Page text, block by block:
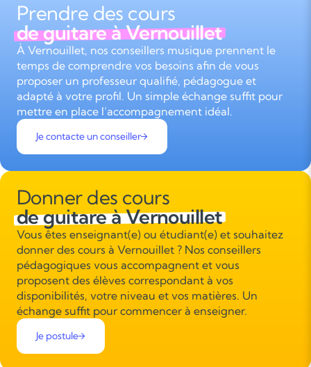
Prendre des cours
de guitare à Vernouillet
À Vernouillet, nos conseillers musique prennent le
temps de comprendre vos besoins afin de vous
proposer un professeur qualifié, pédagogue et
adapté à votre profil. Un simple échange suffit pour
mettre en place l’accompagnement idéal.
Je contacte un conseiller
Donner des cours
de guitare à Vernouillet
Vous êtes enseignant(e) ou étudiant(e) et souhaitez
donner des cours à Vernouillet ? Nos conseillers
pédagogiques vous accompagnent et vous
proposent des élèves correspondant à vos
disponibilités, votre niveau et vos matières. Un
échange suffit pour commencer à enseigner.
Je postule